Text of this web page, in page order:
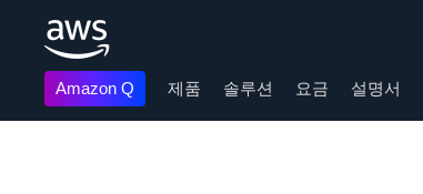
Amazon Q 제품 솔루션 요금 설명서